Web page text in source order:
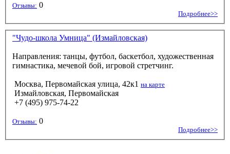
Отзывы: 0
Подробнее>>
"Чудо-школа Умница" (Измайловская)
Направления: танцы, футбол, баскетбол, художественная
гимнастика, мечевой бой, игровой стретчинг.
Москва, Первомайская улица, 42к1 на карте
Измайловская, Первомайская
+7 (495) 975-74-22
Отзывы: 0
Подробнее>>